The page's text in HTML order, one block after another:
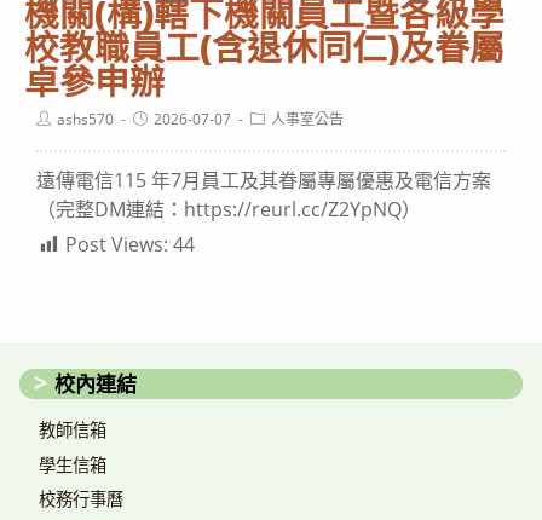
機關(構)轄下機關員工暨各級學
校教職員工(含退休同仁)及眷屬
卓參申辦
Postashs570
Post2026-07-07
Post人事室公告
遠傳電信115 年7月員工及其眷屬專屬優惠及電信方案
（完整DM連結：https://reurl.cc/Z2YpNQ）
Post Views: 44
校內連結
教師信箱
學生信箱
校務行事曆